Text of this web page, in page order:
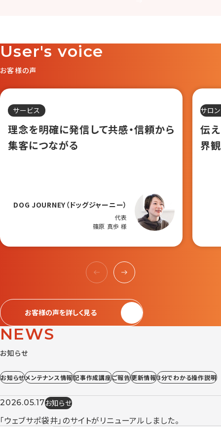
User's voice
お客様の声
サービス
理念を明確に発信して共感・信頼から
集客につながる
DOG JOURNEY（ドッグジャーニー）
代表
篠原 真歩 様
サロ
伝
界
お客様の声を詳しく見る
NEWS
お知らせ
お知らせメンテナンス情報記事作成講座ご報告更新情報3分でわかる操作説明
2026.05.17お知らせ
「ウェブサポ袋井」のサイトがリニューアルしました。